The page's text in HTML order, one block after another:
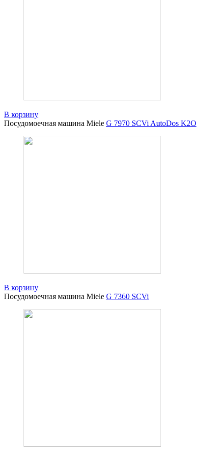
В корзину
Посудомоечная машина Miele G 7970 SCVi AutoDos K2O
В корзину
Посудомоечная машина Miele G 7360 SCVi